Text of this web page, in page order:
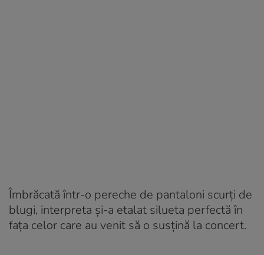
Îmbrăcată într-o pereche de pantaloni scurți de
blugi, interpreta și-a etalat silueta perfectă în
fața celor care au venit să o susțină la concert.